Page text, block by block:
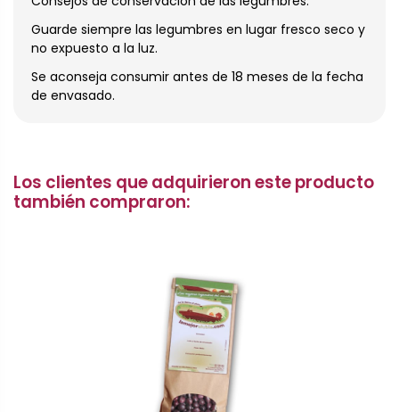
Guarde siempre las legumbres en lugar fresco seco y
no expuesto a la luz.
Se aconseja consumir antes de 18 meses de la fecha
de envasado.
Los clientes que adquirieron este producto
también compraron: